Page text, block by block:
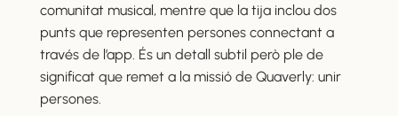
comunitat musical, mentre que la tija inclou dos
punts que representen persones connectant a
través de l’app. És un detall subtil però ple de
significat que remet a la missió de Quaverly: unir
persones.